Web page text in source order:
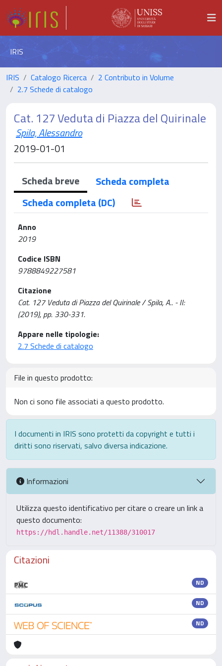
IRIS
IRIS Catalogo Ricerca
2 Contributo in Volume
2.7 Schede di catalogo
Cat. 127 Veduta di Piazza del Quirinale
Spila, Alessandro
2019-01-01
Scheda breve
Scheda completa
Scheda completa (DC)
Anno
2019
Codice ISBN
9788849227581
Citazione
Cat. 127 Veduta di Piazza del Quirinale / Spila, A.. - II:
(2019), pp. 330-331.
Appare nelle tipologie:
2.7 Schede di catalogo
File in questo prodotto:
Non ci sono file associati a questo prodotto.
I documenti in IRIS sono protetti da copyright e tutti i
diritti sono riservati, salvo diversa indicazione.
Informazioni
Utilizza questo identificativo per citare o creare un link a
questo documento:
https://hdl.handle.net/11388/310017
Citazioni
ND
ND
ND